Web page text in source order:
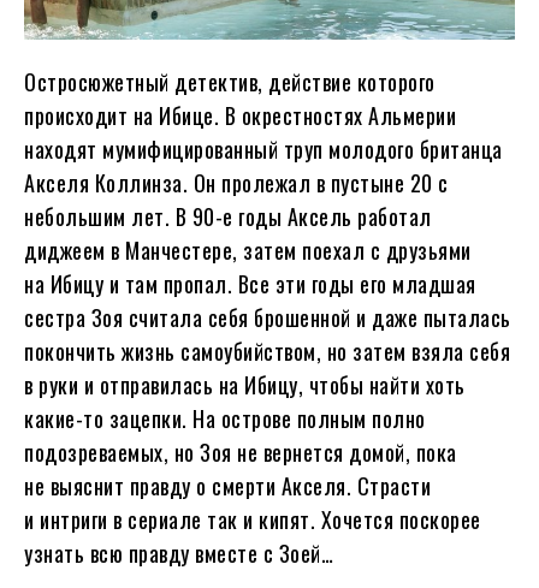
Остросюжетный детектив, действие которого
происходит на Ибице. В окрестностях Альмерии
находят мумифицированный труп молодого британца
Акселя Коллинза. Он пролежал в пустыне 20 с
небольшим лет. В 90-е годы Аксель работал
диджеем в Манчестере, затем поехал с друзьями
на Ибицу и там пропал. Все эти годы его младшая
сестра Зоя считала себя брошенной и даже пыталась
покончить жизнь самоубийством, но затем взяла себя
в руки и отправилась на Ибицу, чтобы найти хоть
какие-то зацепки. На острове полным полно
подозреваемых, но Зоя не вернется домой, пока
не выяснит правду о смерти Акселя. Страсти
и интриги в сериале так и кипят. Хочется поскорее
узнать всю правду вместе с Зоей…